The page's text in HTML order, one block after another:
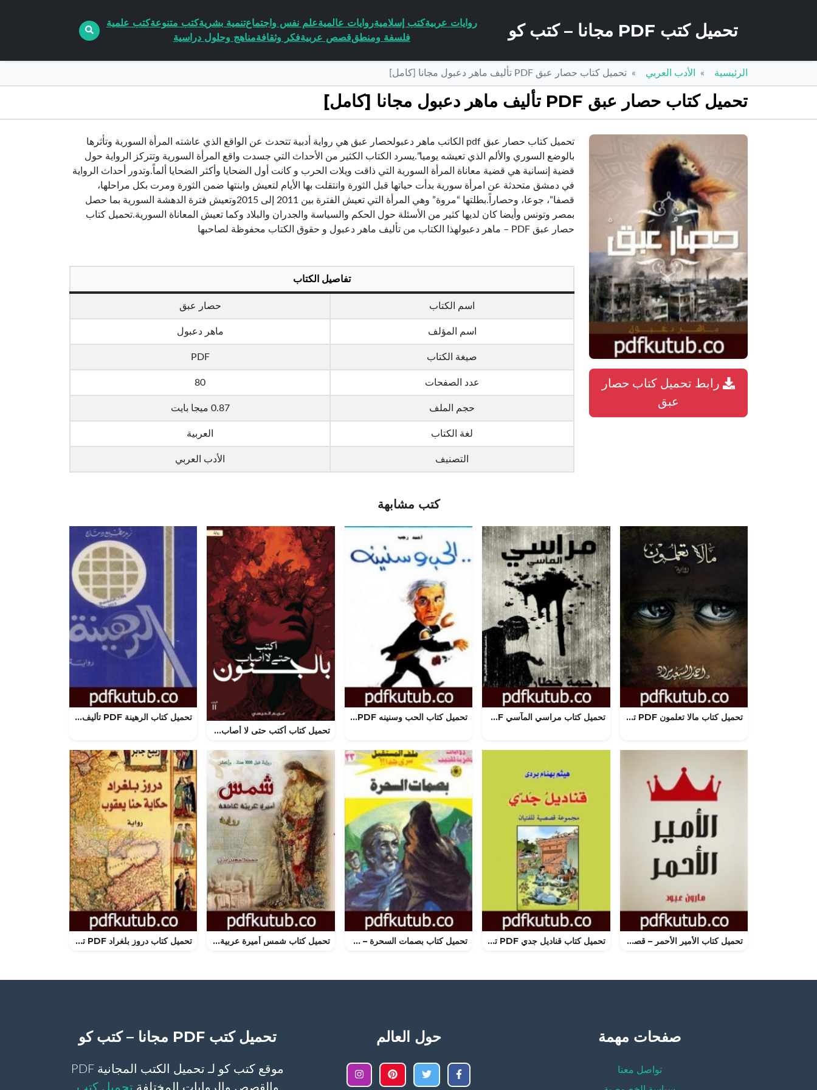
تحميل كتب PDF مجانا – كتب كو روايات عربيةكتب إسلاميةروايات عالميةعلم نفس واجتماعتنمية بشريةكتب متنوعةكتب علمية
فلسفة ومنطققصص عربيةفكر وثقافةمناهج وحلول دراسية
الرئيسية الأدب العربي تحميل كتاب حصار عبق PDF تأليف ماهر دعبول مجانا [كامل]
تحميل كتاب حصار عبق PDF تأليف ماهر دعبول مجانا [كامل]
رابط تحميل كتاب حصار
عبق
تحميل كتاب حصار عبق pdf الكاتب ماهر دعبولحصار عبق هي رواية أدبية تتحدث عن الواقع الذي عاشته المرأة السورية وتأثرها
بالوضع السوري والألم الذي تعيشه يوميا”.يسرد الكتاب الكثير من الأحداث التي جسدت واقع المرأة السورية وتتركز الرواية حول
قضية إنسانية هي قضية معاناة المرأة السورية التي ذاقت ويلات الحرب و كانت أول الضحايا وأكثر الضحايا ألماً.وتدور أحداث الرواية
في دمشق متحدثة عن امرأة سورية بدأت حياتها قبل الثورة وانتقلت بها الأيام لتعيش وابنتها ضمن الثورة ومرت بكل مراحلها،
قصفا”، جوعا، وحصاراً.بطلتها “مروة” وهي المرأة التي تعيش الفترة بين 2011 إلى 2015وتعيش فترة الدهشة السورية بما حصل
بمصر وتونس وأيضا كان لديها كثير من الأسئلة حول الحكم والسياسة والجدران والبلاد وكما تعيش المعاناة السورية.تحميل كتاب
حصار عبق PDF – ماهر دعبولهذا الكتاب من تأليف ماهر دعبول و حقوق الكتاب محفوظة لصاحبها
تفاصيل الكتاب
اسم الكتاب حصار عبق
اسم المؤلف ماهر دعبول
صيغة الكتاب PDF
عدد الصفحات 80
حجم الملف 0.87 ميجا بايت
لغة الكتاب العربية
التصنيف الأدب العربي
كتب مشابهة
تحميل كتاب مالا تعلمون PDF تأليف أحمد السعيد مراد مجانا [كامل] تحميل كتاب مراسي المآسي PDF تأليف رحمة خطار مجانا [كامل]
تحميل كتاب الحب وسنينه PDF تأليف أحمد رجب مجانا [كامل]
تحميل كتاب أكتب حتى لا أصاب بالجنون الجزء الثاني PDF مريم الحيسي مجانا برابط مباشر
تحميل كتاب الرهينة PDF تأليف زيد مطيع دماج مجانا [كامل]
تحميل كتاب الأمير الأحمر – قصة لبنانية PDF تأليف مارون عبود مجانا [كامل] تحميل كتاب قناديل جدي PDF تأليف هيثم بهنام بُردى مجانا [كامل] تحميل كتاب بصمات السحرة – سلسلة ملف المستقبل PDF تأليف نبيل فاروق مجانا [كامل] تحميل كتاب شمس أميرة عربية عاشقة PDF تأليف محمد حسين بزي مجانا [كامل] تحميل كتاب دروز بلغراد PDF تأليف ربيع جابر مجانا [كامل]
صفحات مهمة
تواصل معنا
حول العالم تحميل كتب PDF مجانا – كتب كو
موقع كتب كو لـ تحميل الكتب المجانية PDF